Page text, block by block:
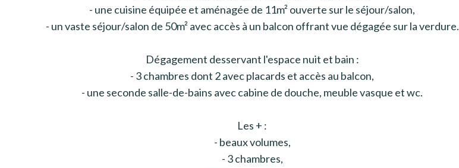
- une cuisine équipée et aménagée de 11m² ouverte sur le séjour/salon,
- un vaste séjour/salon de 50m² avec accès à un balcon offrant vue dégagée sur la verdure.
Dégagement desservant l'espace nuit et bain :
- 3 chambres dont 2 avec placards et accès au balcon,
- une seconde salle-de-bains avec cabine de douche, meuble vasque et wc.
Les + :
- beaux volumes,
- 3 chambres,